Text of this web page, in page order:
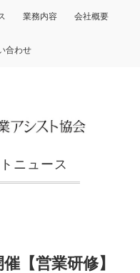
業務内容 会社概要
合わせ
ニュース
【営業研修】